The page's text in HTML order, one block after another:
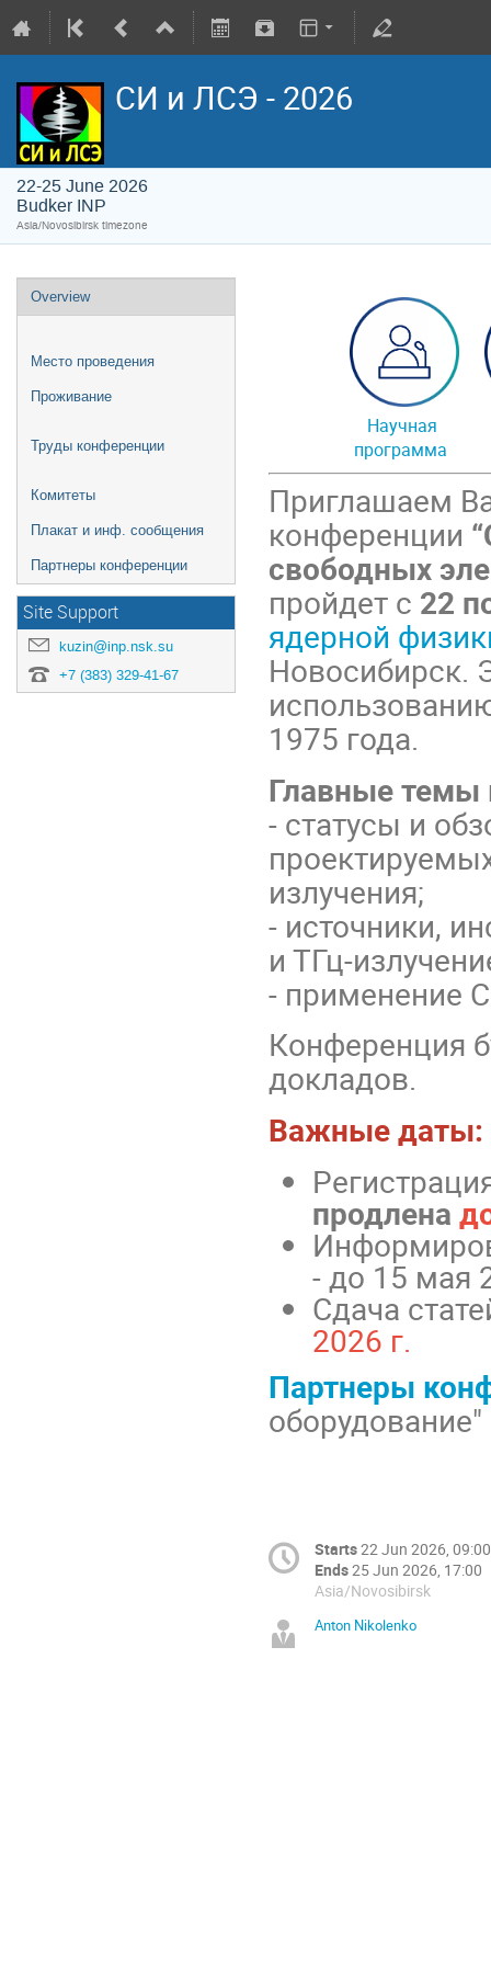
СИ и ЛСЭ - 2026
22-25 June 2026
Budker INP
Asia/Novosibirsk timezone
Overview
Место проведения
Проживание
Труды конференции
Комитеты
Плакат и инф. сообщения
Партнеры конференции
Site Support
kuzin@inp.nsk.su
+7 (383) 329-41-67
Научная
программа
Приглашаем
конференции
свободных
пройдет с 22
ядерной
Новосибирск.
1975 года.
Главные
- статусы и
излучения;
- источники,
и ТГц-
- применение
Конференция
докладов.
Важные даты:
продлена
- до 15 мая
Сдача
2026 г.
Партнеры
оборудование"
Starts22 Jun 2026, 09:00
Ends25 Jun 2026, 17:00
Asia/Novosibirsk
Anton Nikolenko